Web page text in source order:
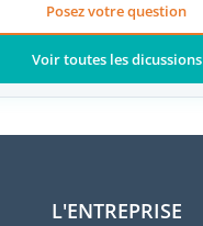
Posez votre question
Voir toutes les dicussions
L'ENTREPRISE